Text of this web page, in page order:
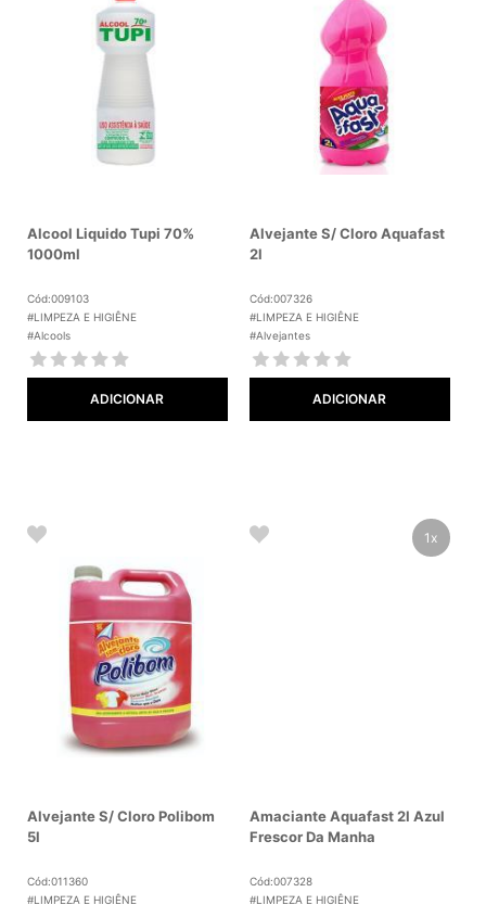
Alcool Liquido Tupi 70%
1000ml
Cód:009103
#LIMPEZA E HIGIÊNE
#Alcools
ADICIONAR
Alvejante S/ Cloro Aquafast
2l
Cód:007326
#LIMPEZA E HIGIÊNE
#Alvejantes
ADICIONAR
Alvejante S/ Cloro Polibom
5l
Cód:011360
#LIMPEZA E HIGIÊNE
1x
Amaciante Aquafast 2l Azul
Frescor Da Manha
Cód:007328
#LIMPEZA E HIGIÊNE